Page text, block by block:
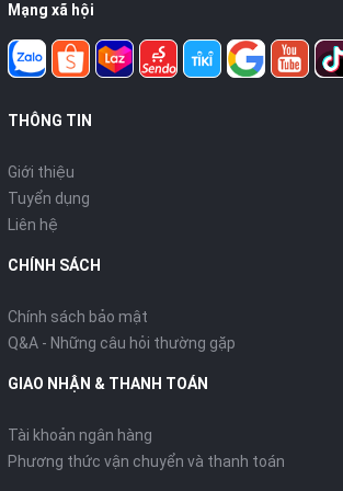
Mạng xã hội
THÔNG TIN
Giới thiệu
Tuyển dụng
Liên hệ
CHÍNH SÁCH
Chính sách bảo mật
Q&A - Những câu hỏi thường gặp
GIAO NHẬN & THANH TOÁN
Tài khoản ngân hàng
Phương thức vận chuyển và thanh toán